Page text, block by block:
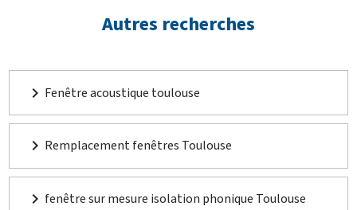
Autres recherches
navigate_next Fenêtre acoustique toulouse
navigate_next Remplacement fenêtres Toulouse
navigate_next fenêtre sur mesure isolation phonique Toulouse